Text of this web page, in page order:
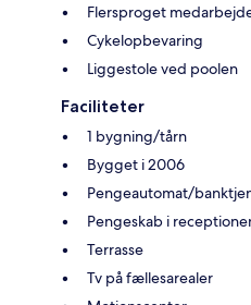
Flersproget
Cykelopbevaring
Liggestole ved poolen
Faciliteter
1 bygning/tårn
Bygget i 2006
Pengeautomat/
Pengeskab i
Terrasse
Tv på fællesarealer